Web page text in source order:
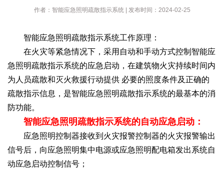
作者：智能应急照明疏散指示系统 | 发布时间：2024-02-25
智能应急照明疏散指示系统工作原理：
在火灾等紧急情况下，采用自动和手动方式控制智能应
急照明疏散指示系统的应急启动，在建筑物火灾持续时间内
为人员疏散和灭火救援行动提供 必要的照度条件及正确的
疏散指示信息，是智能应急照明疏散指示系统的最基本的消
防功能。
智能应急照明疏散指示系统的自动应急启动：
应急照明控制器接收到火灾报警控制器的火灾报警输出
信号后，向应急照明集中电源或应急照明配电箱发出系统自
动应急启动控制信号；